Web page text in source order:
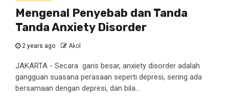
Mengenal Penyebab dan Tanda
Tanda Anxiety Disorder
2 years ago Akol
JAKARTA - Secara garis besar, anxiety disorder adalah
gangguan suasana perasaan seperti depresi, sering ada
bersamaan dengan depresi, dan bila...